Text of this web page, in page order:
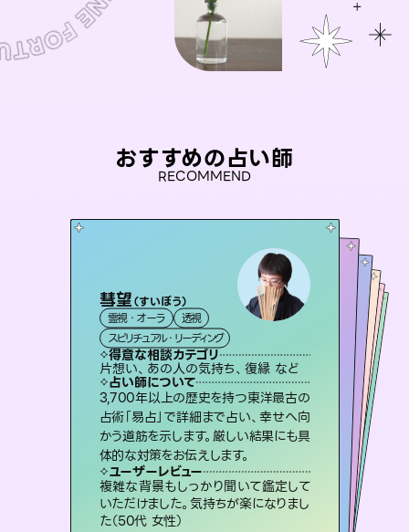
おすすめの占い師
RECOMMEND
彗望（すいぼう）
霊視・オーラ
透視
スピリチュアル・リーディング
得意な相談カテゴリ
片想い、あの人の気持ち、復縁 など
占い師について
3,700年以上の歴史を持つ東洋最古の
占術「易占」で詳細まで占い、幸せへ向
かう道筋を示します。厳しい結果にも具
体的な対策をお伝えします。
ユーザーレビュー
複雑な背景もしっかり聞いて鑑定して
いただけました。気持ちが楽になりまし
た（50代 女性）
アイリス -iris-
西洋占星術 タロット
ルーン
得意な相談カテゴリ
恋愛総合、片想い、二人の未来 など
占い師について
復縁、恋愛、不倫の行方、同性愛や片
思い、仕事関係や借金問題まで知りた
いことや心の負担になっていることを
紐解き、背中をそっと押して導きます。
ユーザーレビュー
安心感のあり、言い切ってくれる所や濁
さない鑑定のおかげで、毎回自分の気
持ちを整えられます（30代 男性）
未来視師＊花
霊視・オーラ
スピリチュアル・リーディング
得意な相談カテゴリ
出逢い、片想い、復縁 など
占い師について
未来には何パターンもの選択肢があり
ます。不安で視えにくくなっているあな
たの素敵な未来を見つけ、その未来を
選択できるようアドバイスします。
ユーザーレビュー
職場の人の性質や人間関係、本心など
本当によく視えていてびっくり。対策が
打てて前向きになれます（40代）
おう 霊感オラクル
霊視・オーラ
オラクルカード
得意な相談カテゴリ
恋愛総合、あの人の気持ち など
占い師について
霊視×オラクルカードを使って「今」と「未来」そして「気になるあの人の気持ち」まで丁寧に読み解き、恋や人生のヒントを優しく引き出します。
ユーザーレビュー
不安な気持ちが嘘みたいに晴れまし
た…！よく視えていらっしゃるんだなと
感じました（40代 女性）
桃源珠羽
霊視・オーラ
スピリチュアル・リーディング
得意な相談カテゴリ
片想い、あの人の気持ち、復縁 など
占い師について
恋愛のお悩みの中でも特に「曖昧な関
係」の相談を得意としており、友達以上
恋人未満なお相手との今後や本音を丁
寧に読み解き恋愛成就へと導きます。
ユーザーレビュー
鑑定していただいてアドバイス通りに行
動すると仲が復活してきました。ありが
とうございました（40代 女性）
セラピスト理恵
霊視・オーラ タロット
スピリチュアル・リーディング
得意な相談カテゴリ
片想い、二人の未来、年の差 など
占い師について
連絡再開、復縁、成就などの報告実績
多数。セラピストとして2万超の施術経
験があるからこそできる鑑定で、より良
い未来をサポートします。
ユーザーレビュー
とても心温まる鑑定でした。しかもこち
らは何も言っていないのに視えていらっ
しゃるんだなと驚きです（30代女性）